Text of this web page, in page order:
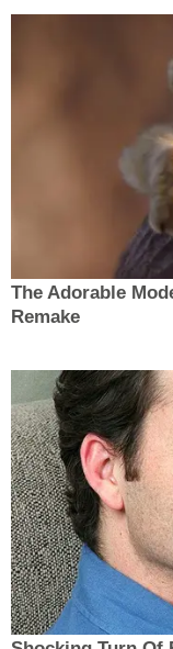
The Adorable
Remake